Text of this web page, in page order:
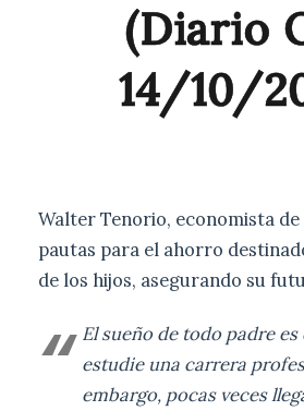
(Diario
14/10/
Walter Tenorio, economista de
pautas para el ahorro
de los hijos, asegurando su
El sueño de todo padre
estudie una carrera
embargo, pocas veces